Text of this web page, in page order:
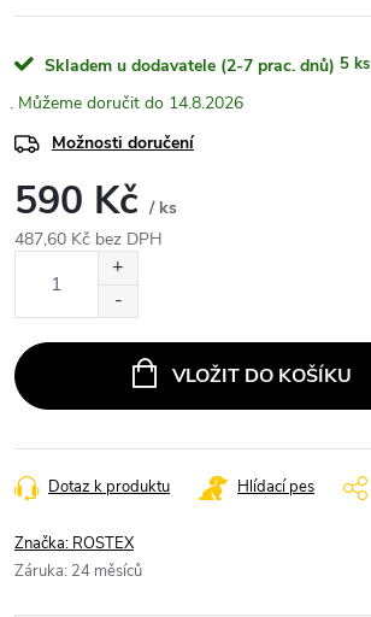
Skladem u dodavatele (2-7 prac. dnů) 5 ks
14.8.2026
Možnosti doručení
590 Kč / ks
487,60 Kč bez DPH
VLOŽIT DO KOŠÍKU
Dotaz k produktu Hlídací pes
Značka: ROSTEX
Záruka: 24 měsíců